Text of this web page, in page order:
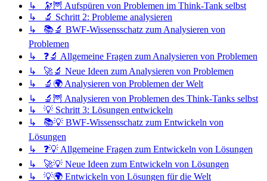
↳ 🔭🦉 Aufspüren von Problemen im Think-Tank selbst
↳ 🔬 Schritt 2: Probleme analysieren
↳ 📚🔬 BWF-Wissensschatz zum Analysieren von
Problemen
↳ ❓🔬 Allgemeine Fragen zum Analysieren von Problemen
↳ 🚀🔬 Neue Ideen zum Analysieren von Problemen
↳ 🔬🌍 Analysieren von Problemen der Welt
↳ 🔬🦉 Analysieren von Problemen des Think-Tanks selbst
↳ 💡 Schritt 3: Lösungen entwickeln
↳ 📚💡 BWF-Wissensschatz zum Entwickeln von
Lösungen
↳ ❓💡 Allgemeine Fragen zum Entwickeln von Lösungen
↳ 🚀💡 Neue Ideen zum Entwickeln von Lösungen
↳ 💡🌍 Entwickeln von Lösungen für die Welt